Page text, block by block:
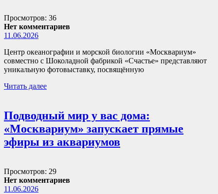
Просмотров: 36
Нет комментариев
11.06.2026
Центр океанографии и морской биологии «Москвариум»
совместно с Шоколадной фабрикой «Счастье» представляют
уникальную фотовыставку, посвящённую
Читать далее
Подводный мир у вас дома:
«Москвариум» запускает прямые
эфиры из аквариумов
Просмотров: 29
Нет комментариев
11.06.2026